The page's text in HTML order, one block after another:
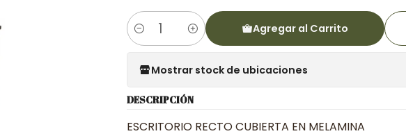
Cantidad
Agregar al Carrito
Mostrar stock de ubicaciones
DESCRIPCIÓN
ESCRITORIO RECTO CUBIERTA EN MELAMINA